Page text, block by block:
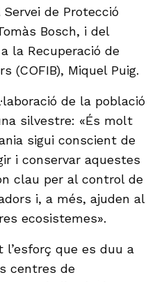
de Protecció
Bosch, i del
la Recuperació de
(COFIB), Miquel Puig.
de la població
silvestre: «És molt
sigui conscient de
i conservar aquestes
clau per al control de
i, a més, ajuden al
ecosistemes».
que es duu a
centres de